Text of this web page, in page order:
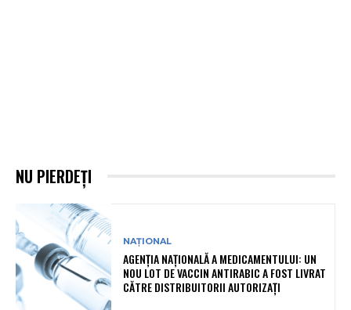
NU PIERDEȚI
NAȚIONAL
AGENȚIA NAȚIONALĂ A MEDICAMENTULUI: UN
NOU LOT DE VACCIN ANTIRABIC A FOST LIVRAT
CĂTRE DISTRIBUITORII AUTORIZAȚI